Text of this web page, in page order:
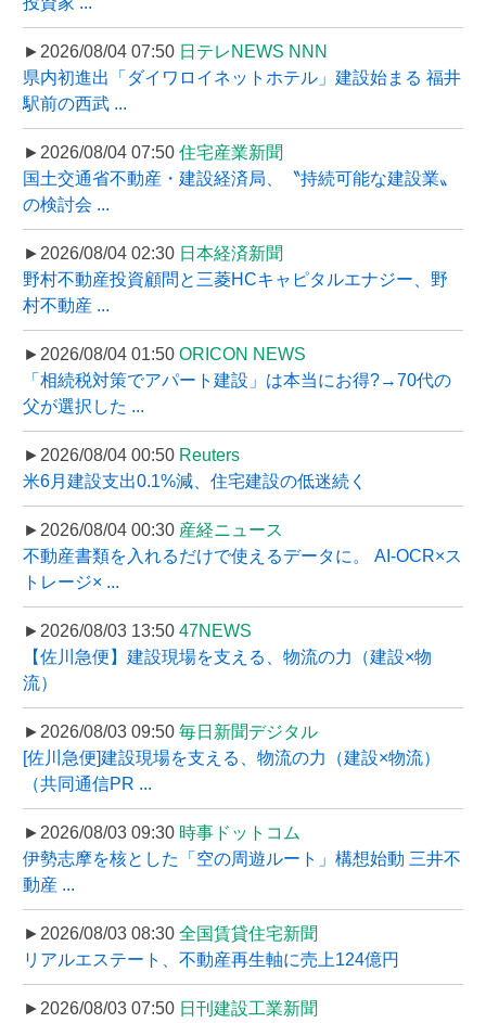
►2026/08/04 07:50 日テレNEWS NNN
県内初進出「ダイワロイネットホテル」建設始まる 福井
駅前の西武 ...
►2026/08/04 07:50 住宅産業新聞
国土交通省不動産・建設経済局、〝持続可能な建設業〟
の検討会 ...
►2026/08/04 02:30 日本経済新聞
野村不動産投資顧問と三菱HCキャピタルエナジー、野
村不動産 ...
►2026/08/04 01:50 ORICON NEWS
「相続税対策でアパート建設」は本当にお得?→70代の
父が選択した ...
►2026/08/04 00:50 Reuters
米6月建設支出0.1%減、住宅建設の低迷続く
►2026/08/04 00:30 産経ニュース
不動産書類を入れるだけで使えるデータに。 AI-OCR×ス
トレージ× ...
►2026/08/03 13:50 47NEWS
【佐川急便】建設現場を支える、物流の力（建設×物
流）
►2026/08/03 09:50 毎日新聞デジタル
[佐川急便]建設現場を支える、物流の力（建設×物流）
（共同通信PR ...
►2026/08/03 09:30 時事ドットコム
伊勢志摩を核とした「空の周遊ルート」構想始動 三井不
動産 ...
►2026/08/03 08:30 全国賃貸住宅新聞
リアルエステート、不動産再生軸に売上124億円
►2026/08/03 07:50 日刊建設工業新聞